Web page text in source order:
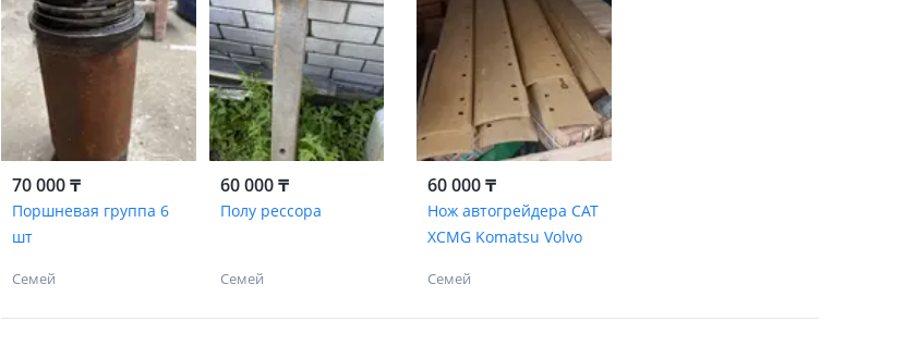
70 000 ₸
Поршневая группа 6
шт
Семей
60 000 ₸
Полу рессора
Семей
60 000 ₸
Нож автогрейдера CAT
XCMG Komatsu Volvo
Семей